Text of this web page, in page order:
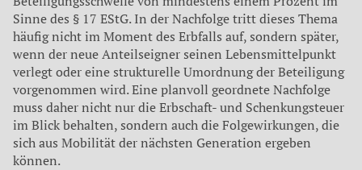
Sinne des § 17 EStG. In der Nachfolge tritt dieses Thema
häufig nicht im Moment des Erbfalls auf, sondern später,
wenn der neue Anteilseigner seinen Lebensmittelpunkt
verlegt oder eine strukturelle Umordnung der Beteiligung
vorgenommen wird. Eine planvoll geordnete Nachfolge
muss daher nicht nur die Erbschaft- und Schenkungsteuer
im Blick behalten, sondern auch die Folgewirkungen, die
sich aus Mobilität der nächsten Generation ergeben
können.